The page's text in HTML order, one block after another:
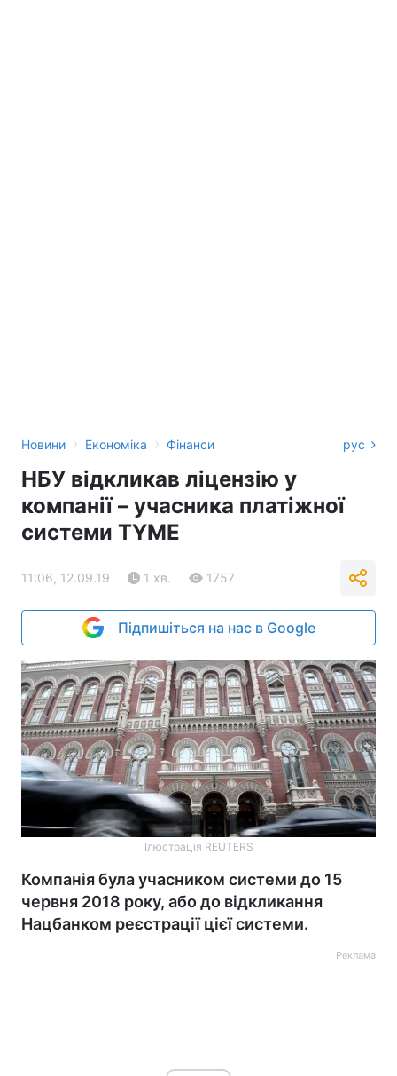
Новини › Економіка › Фінанси рус
НБУ відкликав ліцензію у
компанії – учасника платіжної
системи TYME
11:06, 12.09.19 1 хв. 1757
Підпишіться на нас в Google
Ілюстрація REUTERS
Компанія була учасником системи до 15
червня 2018 року, або до відкликання
Нацбанком реєстрації цієї системи.
Реклама